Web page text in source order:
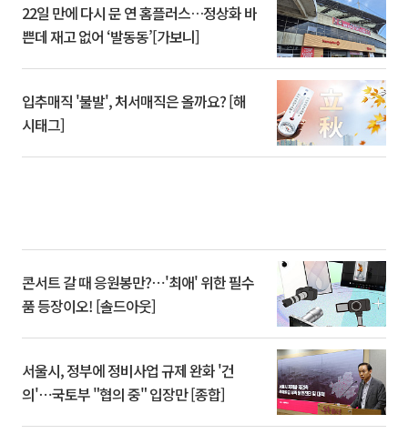
22일 만에 다시 문 연 홈플러스…정상화 바
쁜데 재고 없어 ‘발동동’[가보니]
입추매직 '불발', 처서매직은 올까요? [해
시태그]
콘서트 갈 때 응원봉만?⋯'최애' 위한 필수
품 등장이오! [솔드아웃]
서울시, 정부에 정비사업 규제 완화 '건
의'⋯국토부 "협의 중" 입장만 [종합]